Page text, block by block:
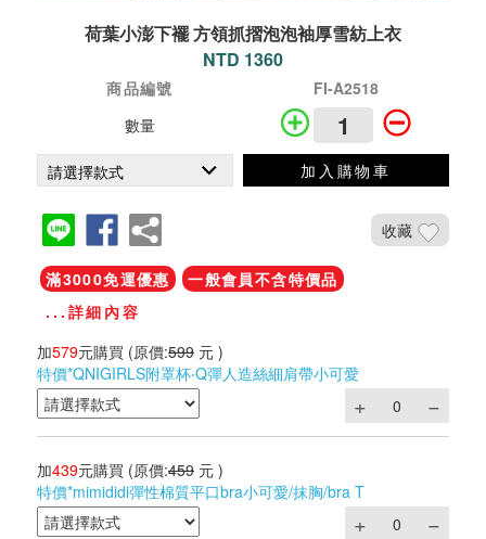
荷葉小澎下襬 方領抓摺泡泡袖厚雪紡上衣
NTD 1360
商品編號
FI-A2518
數量
加入購物車
收藏
滿3000免運優惠
一般會員不含特價品
...詳細內容
加579元購買 (原價:599 元 )
特價*QNIGIRLS附罩杯‧Q彈人造絲細肩帶小可愛
加439元購買 (原價:459 元 )
特價*mimididi彈性棉質平口bra小可愛/抹胸/bra T